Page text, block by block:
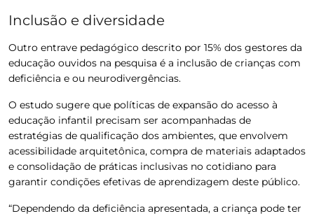
Inclusão e diversidade
Outro entrave pedagógico descrito por 15% dos gestores da
educação ouvidos na pesquisa é a inclusão de crianças com
deficiência e ou neurodivergências.
O estudo sugere que políticas de expansão do acesso à
educação infantil precisam ser acompanhadas de
estratégias de qualificação dos ambientes, que envolvem
acessibilidade arquitetônica, compra de materiais adaptados
e consolidação de práticas inclusivas no cotidiano para
garantir condições efetivas de aprendizagem deste público.
“Dependendo da deficiência apresentada, a criança pode ter